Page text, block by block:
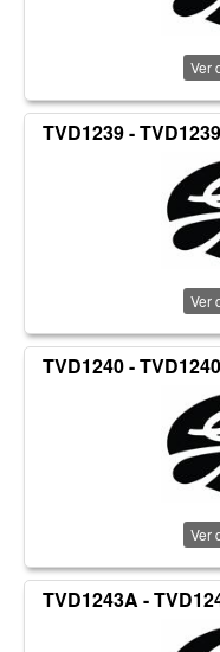
Ver
TVD1239 -
Ver
TVD1240 -
Ver
TVD1243A -